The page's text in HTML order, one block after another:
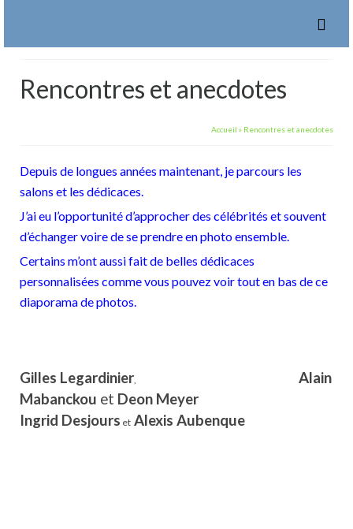
Rencontres et anecdotes
Accueil » Rencontres et anecdotes
Depuis de longues années maintenant, je parcours les
salons et les dédicaces.
J’ai eu l’opportunité d’approcher des célébrités et souvent
d’échangervoire de se prendre en photo ensemble.
Certains m’ont aussi fait de belles dédicaces
personnalisées comme vous pouvez voir tout en bas de ce
diaporama de photos.
Gilles Legardinier,
Alain
Mabanckou et Deon Meyer
Ingrid Desjours et Alexis Aubenque